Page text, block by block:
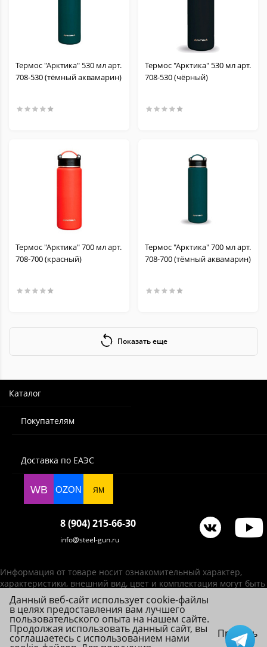
Термос "Арктика" 530 мл арт.
708-530 (тёмный аквамарин)
Термос "Арктика" 530 мл арт.
708-530 (чёрный)
Термос "Арктика" 700 мл арт.
708-700 (красный)
Термос "Арктика" 700 мл арт.
708-700 (тёмный аквамарин)
Показать еще
Каталог
Покупателям
Доставка по ЕАЭС
WB OZON ЯМ
8 (904) 215-66-30
info@steel-gun.ru
Информация от товаре носит ознакомительный характер,
характеристики, внешний вид, цвет и комплектация могут быть
изменены производителем без уведомления.
ИП Фролова А. В., ОГРНИП 314784720200492
© 2026 Steel-Gun (Стил Ган) - оптовый интернет-магазин ножей, пневматики,
товаров для страйкбола и туризма.
Данный веб-сайт использует cookie-файлы
в целях предоставления вам лучшего
пользовательского опыта на нашем сайте.
Продолжая использовать данный сайт, вы
соглашаетесь с использованием нами Принять